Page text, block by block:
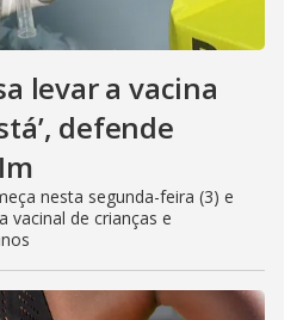
levar a vacina
defende
nesta segunda-feira (3) e
vacinal de crianças e